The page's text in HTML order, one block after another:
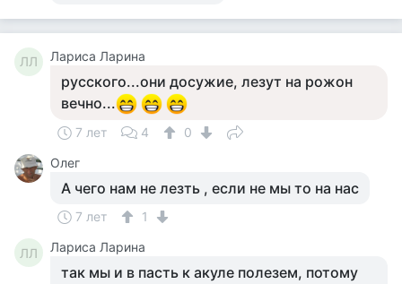
ЛЛ Лариса Ларина
русского...они досужие, лезут на рожон
вечно...
7 лет 4
0
Олег
А чего нам не лезть , если не мы то на нас
7 лет 1
ЛЛ Лариса Ларина
так мы и в пасть к акуле полезем, потому